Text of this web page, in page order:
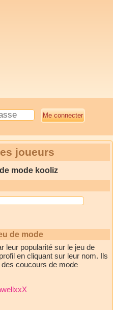
joueurs
mode kooliz
de mode
leur popularité sur le jeu de
en cliquant sur leur nom. Ils
coucours de mode